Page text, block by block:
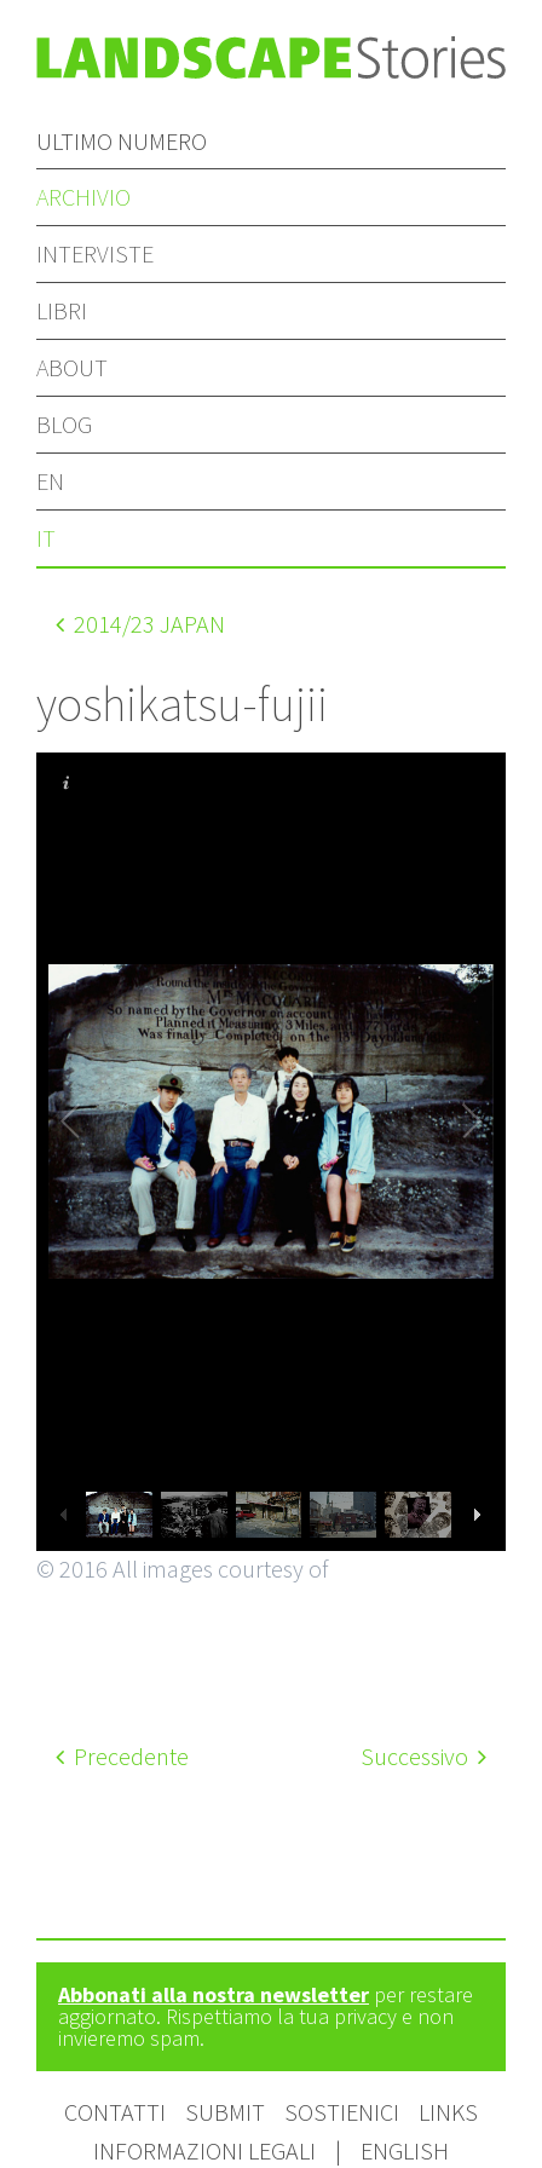
ULTIMO NUMERO
ARCHIVIO
INTERVISTE
LIBRI
ABOUT
BLOG
EN
IT
2014/23 JAPAN
yoshikatsu-fujii
© 2016 All images courtesy of
Precedente Successivo
Abbonati alla nostra newsletter per restare
aggiornato. Rispettiamo la tua privacy e non
invieremo spam.
CONTATTI SUBMIT SOSTIENICI
LINKS
INFORMAZIONI LEGALI
| ENGLISH